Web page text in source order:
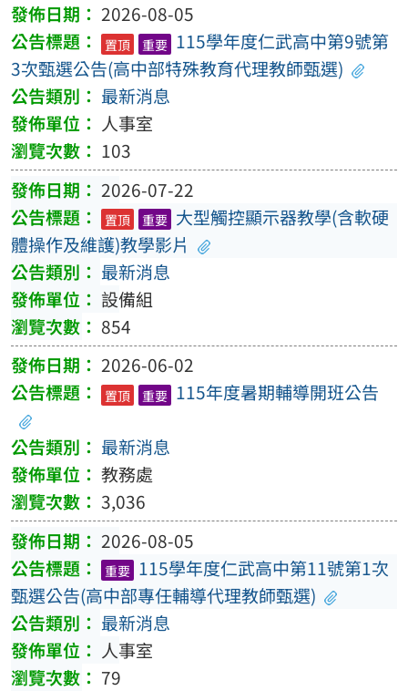
2026-08-05
置頂 重要 115學年度仁武高中第9號第
3次甄選公告(高中部特殊教育代理教師甄選)
最新消息
人事室
103
2026-07-22
置頂 重要 大型觸控顯示器教學(含軟硬
體操作及維護)教學影片
最新消息
設備組
854
2026-06-02
置頂 重要 115年度暑期輔導開班公告
最新消息
教務處
3,036
2026-08-05
重要 115學年度仁武高中第11號第1次
甄選公告(高中部專任輔導代理教師甄選)
最新消息
人事室
79